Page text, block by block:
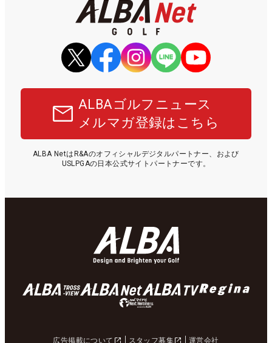
ALBAゴルフニュース
メルマガ登録はこちら
ALBA NetはR&Aのオフィシャルデジタルパートナー、および
USLPGAの日本公式サイトパートナーです。
広告掲載について スタッフ募集 運営会社